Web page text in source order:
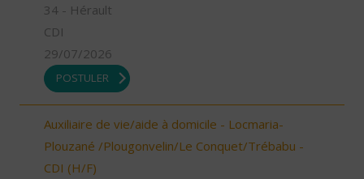
34 - Hérault
CDI
29/07/2026
POSTULER
Auxiliaire de vie/aide à domicile - Locmaria-
Plouzané /Plougonvelin/Le Conquet/Trébabu -
CDI (H/F)